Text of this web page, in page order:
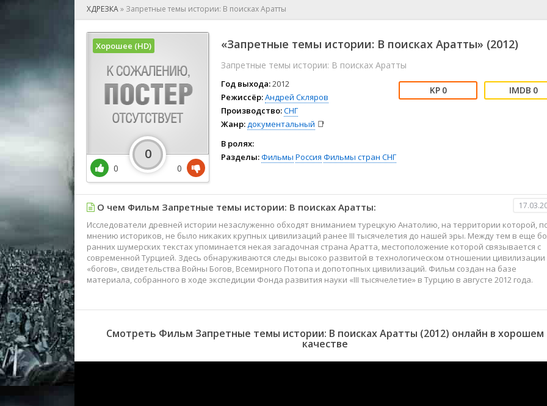
🕺 Мюзикл
👨‍💼 Новости
🎒 Приключения
👨‍💻 Реальное тв
👨‍👩‍👧‍👦 Семейный
🎤 Ток-шоу
😱 Ужасы
🧙‍♀️ Фантастика
🤠 Фильм-нуар
🧝‍♂️ Фэнтези
🏅 Церемония
ХДРЕЗКА» Запретные темы истории: В поисках Аратты
«Запретные темы истории: В поисках Аратты» (2012)
Запретные темы истории: В поисках Аратты
Год выхода:2012
Режиссёр:Андрей Скляров
Производство:СНГ
Жанр:документальный 📑
0 0
В ролях:
Разделы:Фильмы Россия Фильмы стран СНГ
Хорошее (HD)
0
0
0
О чем Фильм Запретные темы истории: В поисках Аратты:
Исследователи древней истории незаслуженно обходят вниманием турецкую Анатолию, на территории которой,
мнению историков, не было никаких крупных цивилизаций ранее III тысячелетия до нашей эры. Между тем в еще
ранних шумерских текстах упоминается некая загадочная страна Аратта, местоположение которой связывается с
современной Турцией. Здесь обнаруживаются следы высоко развитой в технологическом отношении цивилизации
«богов», свидетельства Войны Богов, Всемирного Потопа и допотопных цивилизаций. Фильм создан на базе
материала, собранного в ходе экспедиции Фонда развития науки «III тысячелетие» в Турцию в августе 2012 года.
Смотреть Фильм Запретные темы истории: В поисках Аратты (2012) онлайн в хорошем
качестве